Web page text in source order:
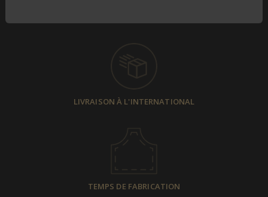
LIVRAISON À L'INTERNATIONAL
TEMPS DE FABRICATION